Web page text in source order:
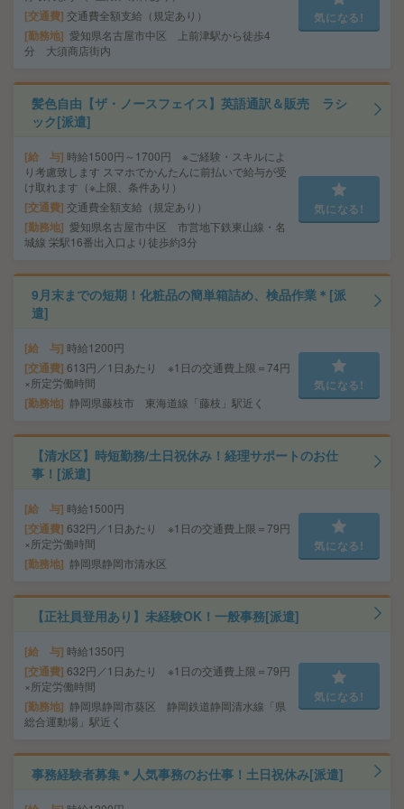
交通費 交通費全額支給（規定あり）
勤務地 愛知県名古屋市中区 上前津駅から徒歩4
分 大須商店街内
気になる!
髪色自由【ザ・ノースフェイス】英語通訳＆販売 ラシ
ック[派遣]
給 与 時給1500円～1700円 ※ご経験・スキルによ
り考慮致します スマホでかんたんに前払いで給与が受
け取れます（※上限、条件あり）
交通費 交通費全額支給（規定あり）
勤務地 愛知県名古屋市中区 市営地下鉄東山線・名
城線 栄駅16番出入口より徒歩約3分
気になる!
9月末までの短期！化粧品の簡単箱詰め、検品作業＊[派
遣]
給 与 時給1200円
交通費 613円／1日あたり ※1日の交通費上限＝74円
×所定労働時間
勤務地 静岡県藤枝市 東海道線「藤枝」駅近く
気になる!
【清水区】時短勤務/土日祝休み！経理サポートのお仕
事！[派遣]
給 与 時給1500円
交通費 632円／1日あたり ※1日の交通費上限＝79円
×所定労働時間
勤務地 静岡県静岡市清水区
気になる!
【正社員登用あり】未経験OK！一般事務[派遣]
給 与 時給1350円
交通費 632円／1日あたり ※1日の交通費上限＝79円
×所定労働時間
勤務地
静岡県静岡市葵区 静岡鉄道静岡清水線「県
総合運動場」駅近く
気になる!
事務経験者募集＊人気事務のお仕事！土日祝休み[派遣]